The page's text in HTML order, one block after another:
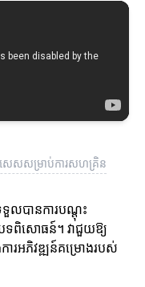
េសសម្រាប់ការសហគ្រិន
ទួលបានការបណ្តុះ
ទពិសោធន៍។ វាជួយឱ្យ
ារអភិវឌ្ឍន៍គម្រោងរបស់